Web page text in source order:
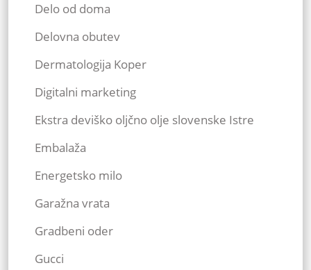
Delo od doma
Delovna obutev
Dermatologija Koper
Digitalni marketing
Ekstra deviško oljčno olje slovenske Istre
Embalaža
Energetsko milo
Garažna vrata
Gradbeni oder
Gucci